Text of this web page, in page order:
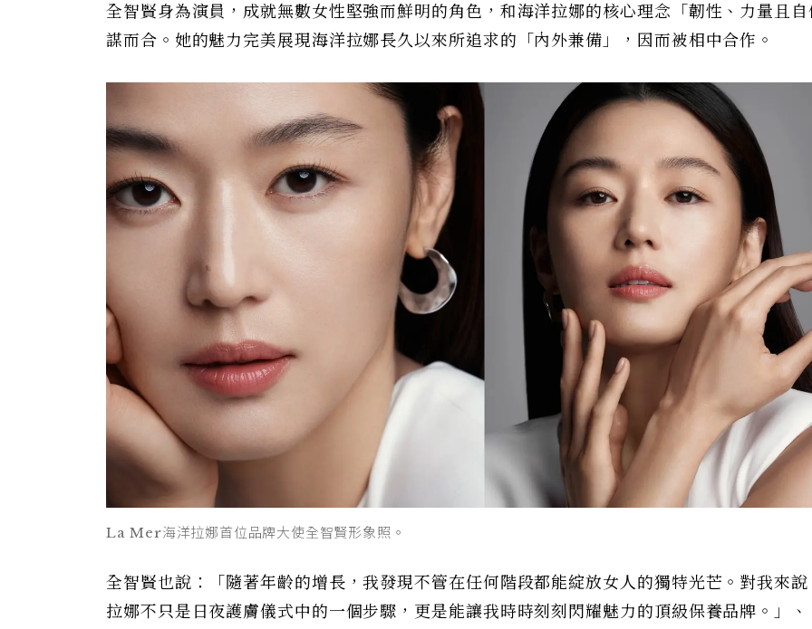
全智賢身為演員，成就無數女性堅強而鮮明的角色，和海洋拉娜的核心理念「韌性、力量且
謀而合。她的魅力完美展現海洋拉娜長久以來所追求的「內外兼備」，因而被相中合作。
La Mer海洋拉娜首位品牌大使全智賢形象照。
全智賢也說：「隨著年齡的增長，我發現不管在任何階段都能綻放女人的獨特光芒。對我來
拉娜不只是日夜護膚儀式中的一個步驟，更是能讓我時時刻刻閃耀魅力的頂級保養品牌。」